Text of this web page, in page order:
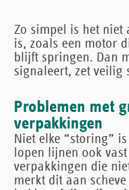
Zo simpel is het niet
is, zoals een motor
blijft springen. Dan
signaleert, zet veilig
Problemen met
verpakkingen
Niet elke “storing”
lopen lijnen ook
verpakkingen die
merkt dit aan